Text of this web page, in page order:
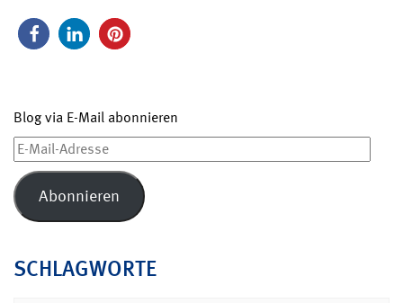
Blog via E-Mail abonnieren
E-
Mail-
Adresse
Abonnieren
SCHLAGWORTE